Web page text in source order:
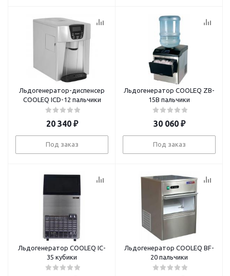
Льдогенератор-диспенсер
COOLEQ ICD-12 пальчики
20 340₽
Под заказ
Льдогенератор COOLEQ ZB-
15B пальчики
30 060₽
Под заказ
Льдогенератор COOLEQ IC-
35 кубики
Льдогенератор COOLEQ BF-
20 пальчики